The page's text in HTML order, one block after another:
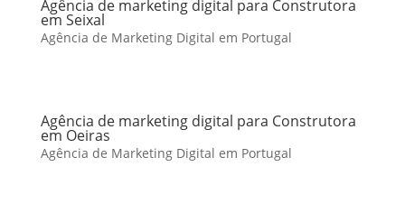
Agência de marketing digital para Construtora
em Seixal
Agência de Marketing Digital em Portugal
Agência de marketing digital para Construtora
em Oeiras
Agência de Marketing Digital em Portugal